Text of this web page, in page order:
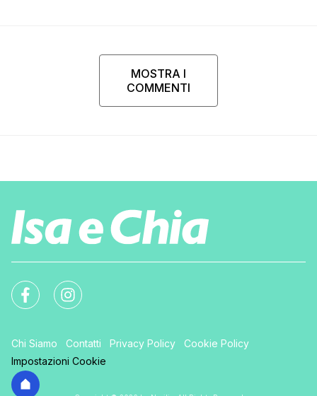
MOSTRA I
COMMENTI
Chi Siamo Contatti Privacy Policy
Cookie Policy
Impostazioni Cookie